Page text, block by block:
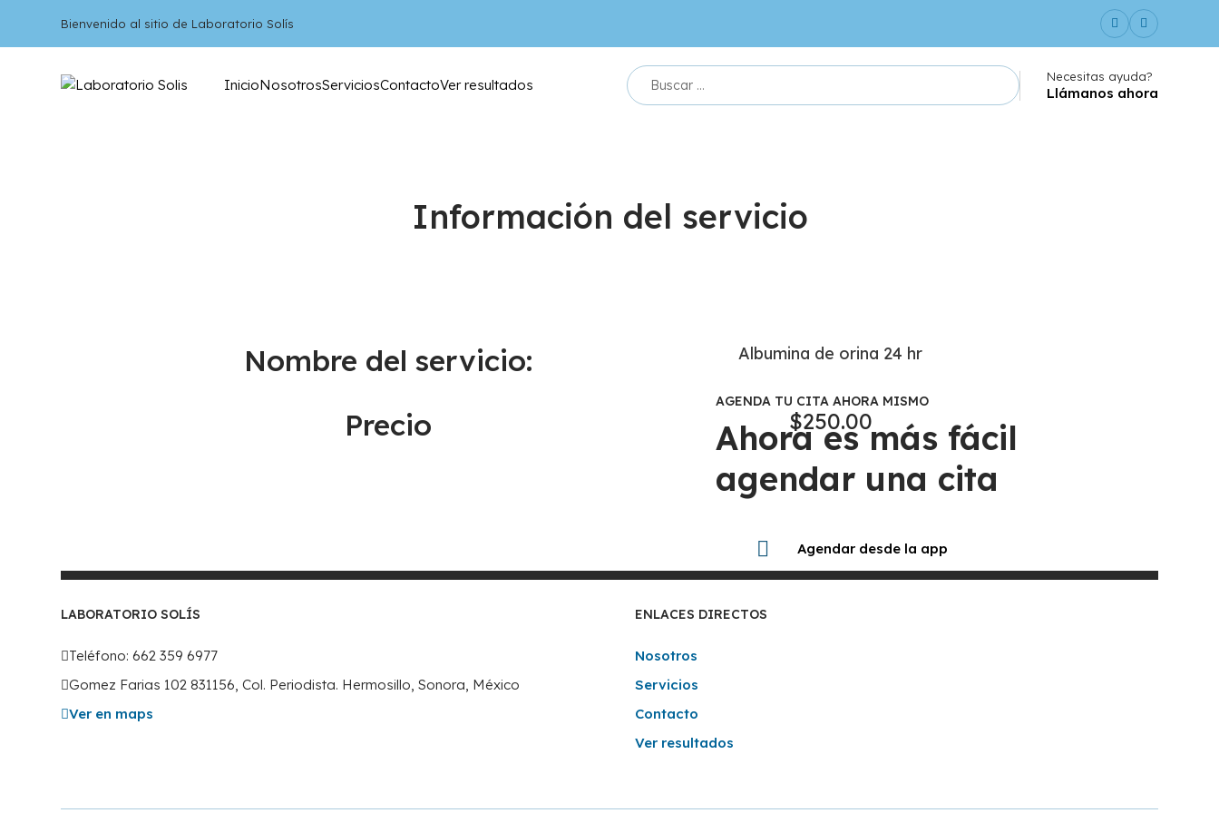
Bienvenido al sitio de Laboratorio Solís
InicioNosotrosServiciosContactoVer resultados
Necesitas ayuda?
Llámanos ahora
Información del servicio
Nombre del servicio: Albumina de orina 24 hr
Precio $250.00
AGENDA TU CITA AHORA MISMO
Ahora es más fácil
agendar una cita
Agendar desde la app
LABORATORIO SOLÍS
Teléfono: 662 359 6977
Gomez Farias 102 831156, Col. Periodista. Hermosillo, Sonora, México
Ver en maps
ENLACES DIRECTOS
Nosotros
Servicios
Contacto
Ver resultados